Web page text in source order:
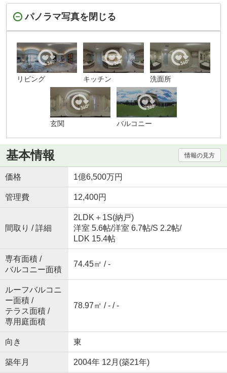
パノラマ写真を閉じる
リビング キッチン 洗面所
玄関 バルコニー
基本情報 情報の見方
価格 1億6,500万円
管理費 12,400円
間取り / 詳細
2LDK＋1S(納戸)
洋室 5.6帖/洋室 6.7帖/S 2.2帖/
LDK 15.4帖
専有面積 /
バルコニー面積
74.45㎡ / -
ルーフバルコニ
ー面積 /
テラス面積 /
専用庭面積
78.97㎡ / - / -
向き 東
築年月 2004年 12月(築21年)